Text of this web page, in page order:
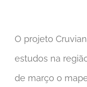
O projeto
estudos na
de março o